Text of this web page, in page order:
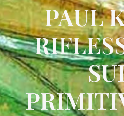
PAUL